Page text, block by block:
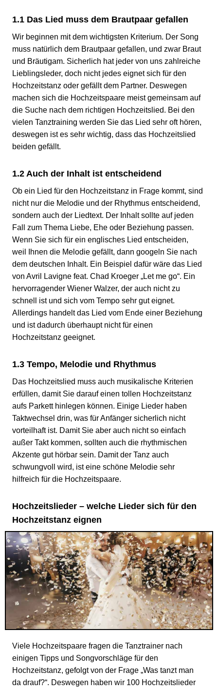
1.1 Das Lied muss dem Brautpaar gefallen
Wir beginnen mit dem wichtigsten Kriterium. Der Song
muss natürlich dem Brautpaar gefallen, und zwar Braut
und Bräutigam. Sicherlich hat jeder von uns zahlreiche
Lieblingsleder, doch nicht jedes eignet sich für den
Hochzeitstanz oder gefällt dem Partner. Deswegen
machen sich die Hochzeitspaare meist gemeinsam auf
die Suche nach dem richtigen Hochzeitslied. Bei den
vielen Tanztraining werden Sie das Lied sehr oft hören,
deswegen ist es sehr wichtig, dass das Hochzeitslied
beiden gefällt.
1.2 Auch der Inhalt ist entscheidend
Ob ein Lied für den Hochzeitstanz in Frage kommt, sind
nicht nur die Melodie und der Rhythmus entscheidend,
sondern auch der Liedtext. Der Inhalt sollte auf jeden
Fall zum Thema Liebe, Ehe oder Beziehung passen.
Wenn Sie sich für ein englisches Lied entscheiden,
weil Ihnen die Melodie gefällt, dann googeln Sie nach
dem deutschen Inhalt. Ein Beispiel dafür wäre das Lied
von Avril Lavigne feat. Chad Kroeger „Let me go“. Ein
hervorragender Wiener Walzer, der auch nicht zu
schnell ist und sich vom Tempo sehr gut eignet.
Allerdings handelt das Lied vom Ende einer Beziehung
und ist dadurch überhaupt nicht für einen
Hochzeitstanz geeignet.
1.3 Tempo, Melodie und Rhythmus
Das Hochzeitslied muss auch musikalische Kriterien
erfüllen, damit Sie darauf einen tollen Hochzeitstanz
aufs Parkett hinlegen können. Einige Lieder haben
Taktwechsel drin, was für Anfänger sicherlich nicht
vorteilhaft ist. Damit Sie aber auch nicht so einfach
außer Takt kommen, sollten auch die rhythmischen
Akzente gut hörbar sein. Damit der Tanz auch
schwungvoll wird, ist eine schöne Melodie sehr
hilfreich für die Hochzeitspaare.
Hochzeitslieder – welche Lieder sich für den
Hochzeitstanz eignen
Viele Hochzeitspaare fragen die Tanztrainer nach
einigen Tipps und Songvorschläge für den
Hochzeitstanz, gefolgt von der Frage „Was tanzt man
da drauf?“. Deswegen haben wir 100 Hochzeitslieder